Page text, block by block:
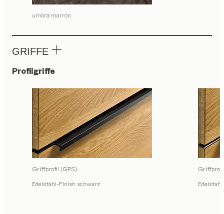
umbra marrón
GRIFFE
Profilgriffe
Griffprofil (GPS)
Edelstahl-Finish schwarz